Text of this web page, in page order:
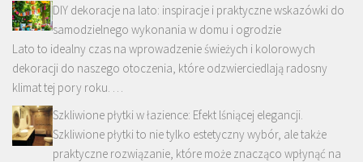
DIY dekoracje na lato: inspiracje i praktyczne wskazówki do
samodzielnego wykonania w domu i ogrodzie
Lato to idealny czas na wprowadzenie świeżych i kolorowych
dekoracji do naszego otoczenia, które odzwierciedlają radosny
klimat tej pory roku. …
Szkliwione płytki w łazience: Efekt lśniącej elegancji.
Szkliwione płytki to nie tylko estetyczny wybór, ale także
praktyczne rozwiązanie, które może znacząco wpłynąć na